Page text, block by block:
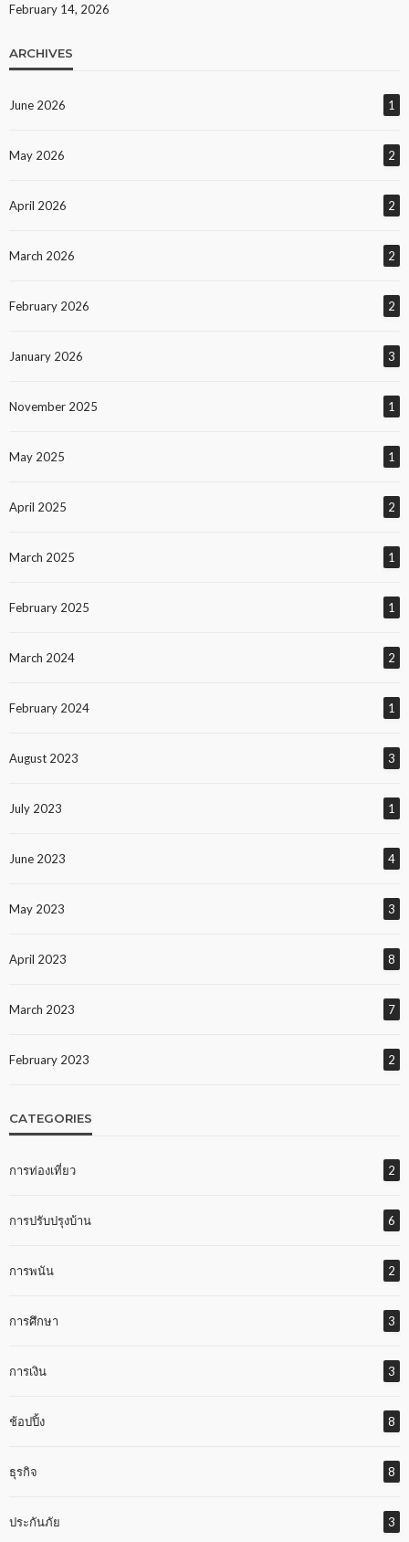
February 14, 2026
ARCHIVES
June 2026 1
May 2026 2
April 2026 2
March 2026 2
February 2026 2
January 2026 3
November 2025 1
May 2025 1
April 2025 2
March 2025 1
February 2025 1
March 2024 2
February 2024 1
August 2023 3
July 2023 1
June 2023 4
May 2023 3
April 2023 8
March 2023 7
February 2023 2
CATEGORIES
การท่องเที่ยว 2
การปรับปรุงบ้าน 6
การพนัน 2
การศึกษา 3
การเงิน 3
ช้อปปิ้ง 8
ธุรกิจ 8
ประกันภัย 3